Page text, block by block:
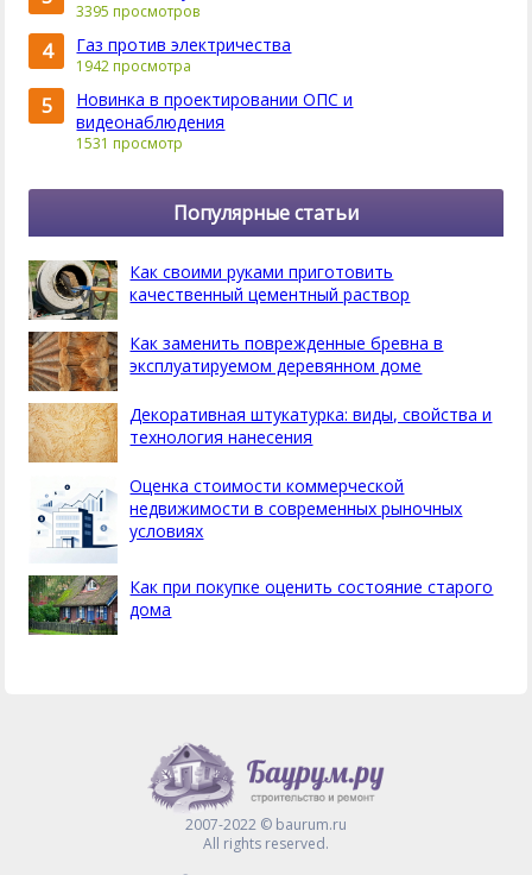
3395 просмотров
4 Газ против электричества
1942 просмотра
5
Новинка в проектировании ОПС и
видеонаблюдения
1531 просмотр
Популярные статьи
Как своими руками приготовить
качественный цементный раствор
Как заменить поврежденные бревна в
эксплуатируемом деревянном доме
Декоративная штукатурка: виды, свойства и
технология нанесения
Оценка стоимости коммерческой
недвижимости в современных рыночных
условиях
Как при покупке оценить состояние старого
дома
2007-2022 © baurum.ru
All rights reserved.